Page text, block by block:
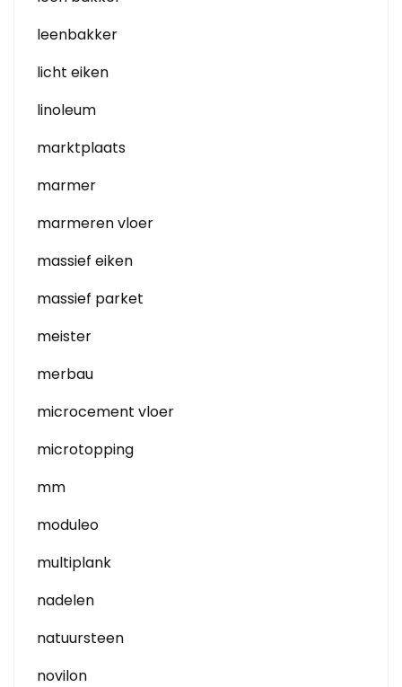
leenbakker
licht eiken
linoleum
marktplaats
marmer
marmeren vloer
massief eiken
massief parket
meister
merbau
microcement vloer
microtopping
mm
moduleo
multiplank
nadelen
natuursteen
novilon